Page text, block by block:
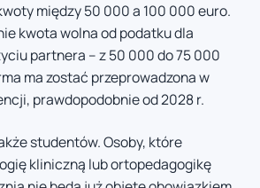
między 50 000 a 100 000 euro.
kwota wolna od podatku dla
partnera – z 50 000 do 75 000
ma zostać przeprowadzona w
prawdopodobnie od 2028 r.
studentów. Osoby, które
kliniczną lub ortopedagogikę